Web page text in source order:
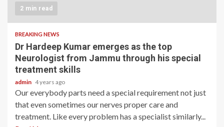
2 min read
BREAKING NEWS
Dr Hardeep Kumar emerges as the top
Neurologist from Jammu through his special
treatment skills
admin 4 years ago
Our everybody parts need a special requirement not just
that even sometimes our nerves proper care and
treatment. Like every problem has a specialist similarly...